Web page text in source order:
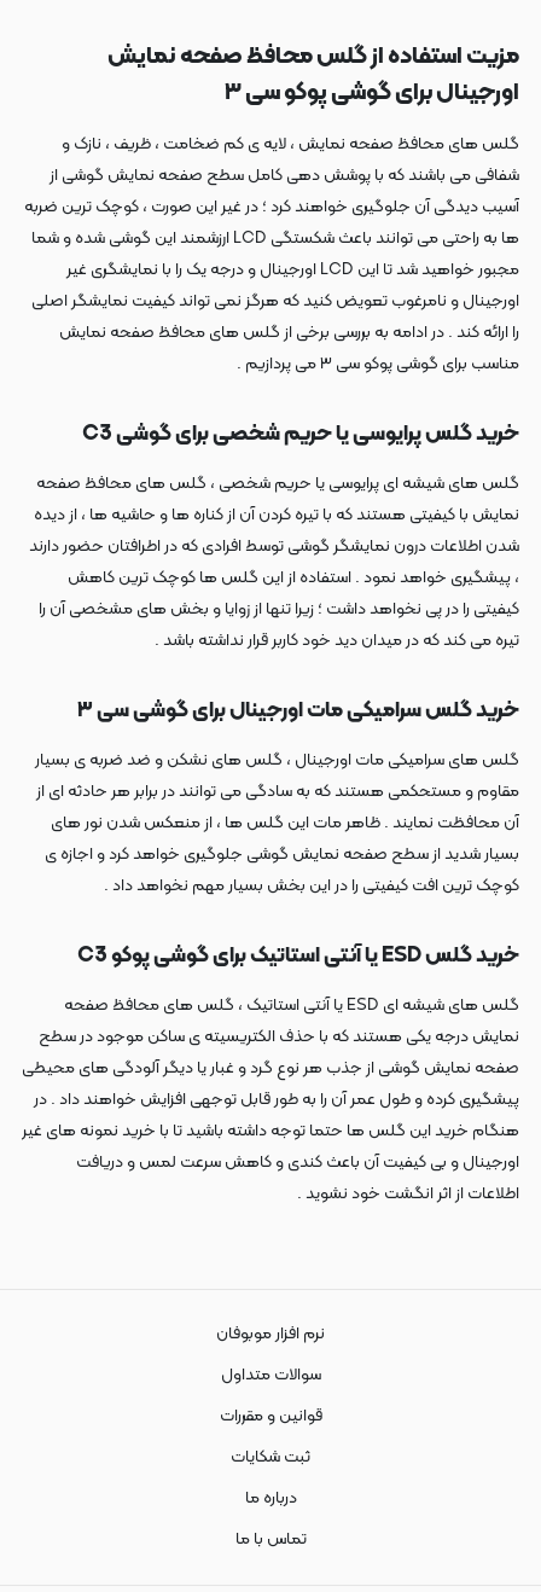
مزیت استفاده از گلس محافظ صفحه نمایش
اورجینال برای گوشی پوکو سی ۳
گلس های محافظ صفحه نمایش ، لایه ی کم ضخامت ، ظریف ، نازک و
شفافی می باشند که با پوشش دهی کامل سطح صفحه نمایش گوشی از
آسیب دیدگی آن جلوگیری خواهند کرد ؛ در غیر این صورت ، کوچک ترین ضربه
ها به راحتی می توانند باعث شکستگی LCD ارزشمند این گوشی شده و شما
مجبور خواهید شد تا این LCD اورجینال و درجه یک را با نمایشگری غیر
اورجینال و نامرغوب تعویض کنید که هرگز نمی تواند کیفیت نمایشگر اصلی
را ارائه کند . در ادامه به بررسی برخی از گلس های محافظ صفحه نمایش
مناسب برای گوشی پوکو سی ۳ می پردازیم .
خرید گلس پرایوسی یا حریم شخصی برای گوشی C3
گلس های شیشه ای پرایوسی یا حریم شخصی ، گلس های محافظ صفحه
نمایش با کیفیتی هستند که با تیره کردن آن از کناره ها و حاشیه ها ، از دیده
شدن اطلاعات درون نمایشگر گوشی توسط افرادی که در اطرافتان حضور دارند
، پیشگیری خواهد نمود . استفاده از این گلس ها کوچک ترین کاهش
کیفیتی را در پی نخواهد داشت ؛ زیرا تنها از زوایا و بخش های مشخصی آن را
تیره می کند که در میدان دید خود کاربر قرار نداشته باشد .
خرید گلس سرامیکی مات اورجینال برای گوشی سی ۳
گلس های سرامیکی مات اورجینال ، گلس های نشکن و ضد ضربه ی بسیار
مقاوم و مستحکمی هستند که به سادگی می توانند در برابر هر حادثه ای از
آن محافظت نمایند . ظاهر مات این گلس ها ، از منعکس شدن نور های
بسیار شدید از سطح صفحه نمایش گوشی جلوگیری خواهد کرد و اجازه ی
کوچک ترین افت کیفیتی را در این بخش بسیار مهم نخواهد داد .
خرید گلس ESD یا آنتی استاتیک برای گوشی پوکو C3
گلس های شیشه ای ESD یا آنتی استاتیک ، گلس های محافظ صفحه
نمایش درجه یکی هستند که با حذف الکتریسیته ی ساکن موجود در سطح
صفحه نمایش گوشی از جذب هر نوع گرد و غبار یا دیگر آلودگی های محیطی
پیشگیری کرده و طول عمر آن را به طور قابل توجهی افزایش خواهند داد . در
هنگام خرید این گلس ها حتما توجه داشته باشید تا با خرید نمونه های غیر
اورجینال و بی کیفیت آن باعث کندی و کاهش سرعت لمس و دریافت
اطلاعات از اثر انگشت خود نشوید .
نرم افزار موبوفان
سوالات متداول
قوانین و مقررات
ثبت شکایات
درباره ما
تماس با ما